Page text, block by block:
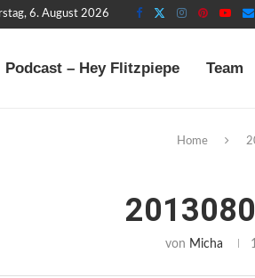
6. August 2026
Podcast – Hey Flitzpiepe Team
Home
von Micha